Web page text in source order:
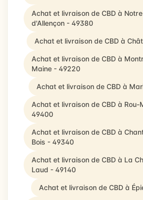
Achat et livraison de CBD à
d'Allençon - 49380
Achat et livraison de CBD à
Achat et livraison de CBD à
Maine - 49220
Achat et livraison de CBD à
Achat et livraison de CBD à Rou-
49400
Achat et livraison de CBD à
Bois - 49340
Achat et livraison de CBD à La
Laud - 49140
Achat et livraison de CBD à